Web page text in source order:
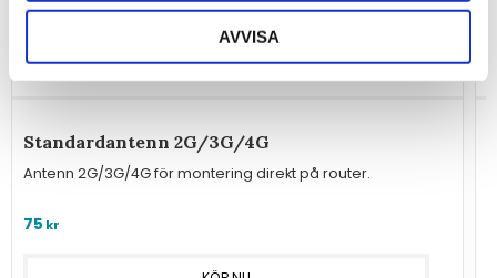
AVVISA
Standardantenn 2G/3G/4G
Antenn 2G/3G/4G för montering direkt på router.
75 kr